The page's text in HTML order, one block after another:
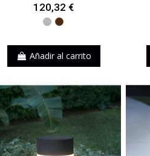
120,32 €
GrisMarrón
Añadir al carrito